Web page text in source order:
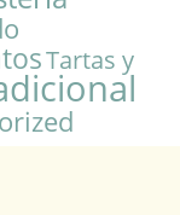
Tartas y